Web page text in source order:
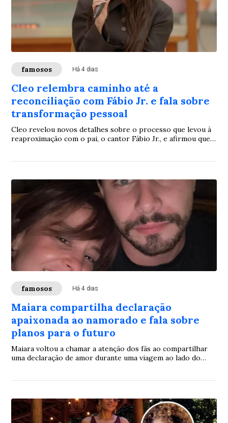
famosos Há 4 dias
Cleo relembra caminho até a
reconciliação com Fábio Jr. e fala sobre
transformação pessoal
Cleo revelou novos detalhes sobre o processo que levou à
reaproximação com o pai, o cantor Fábio Jr., e afirmou que a
famosos Há 4 dias
Maiara compartilha declaração
apaixonada ao namorado e fala sobre
planos para o futuro
Maiara voltou a chamar a atenção dos fãs ao compartilhar
uma declaração de amor durante uma viagem ao lado do